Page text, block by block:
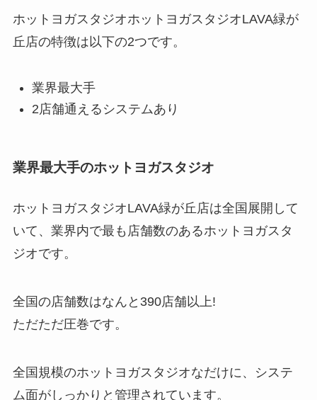
ホットヨガスタジオホットヨガスタジオLAVA緑が
丘店の特徴は以下の2つです。
業界最大手
2店舗通えるシステムあり
業界最大手のホットヨガスタジオ
ホットヨガスタジオLAVA緑が丘店は全国展開して
いて、業界内で最も店舗数のあるホットヨガスタ
ジオです。
全国の店舗数はなんと 390店舗以上!
ただただ圧巻です。
全国規模のホットヨガスタジオなだけに、システ
ム面がしっかりと管理されています。